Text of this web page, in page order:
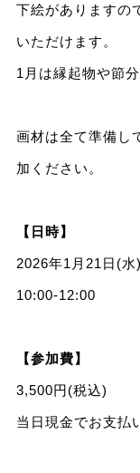
下絵がありますの
いただけます。
1月は縁起物や節
画材は全て準備し
加ください。
【日時】
2026年1月21日(水)
10:00-12:00
【参加費】
3,500円(税込)
当日現金でお支払